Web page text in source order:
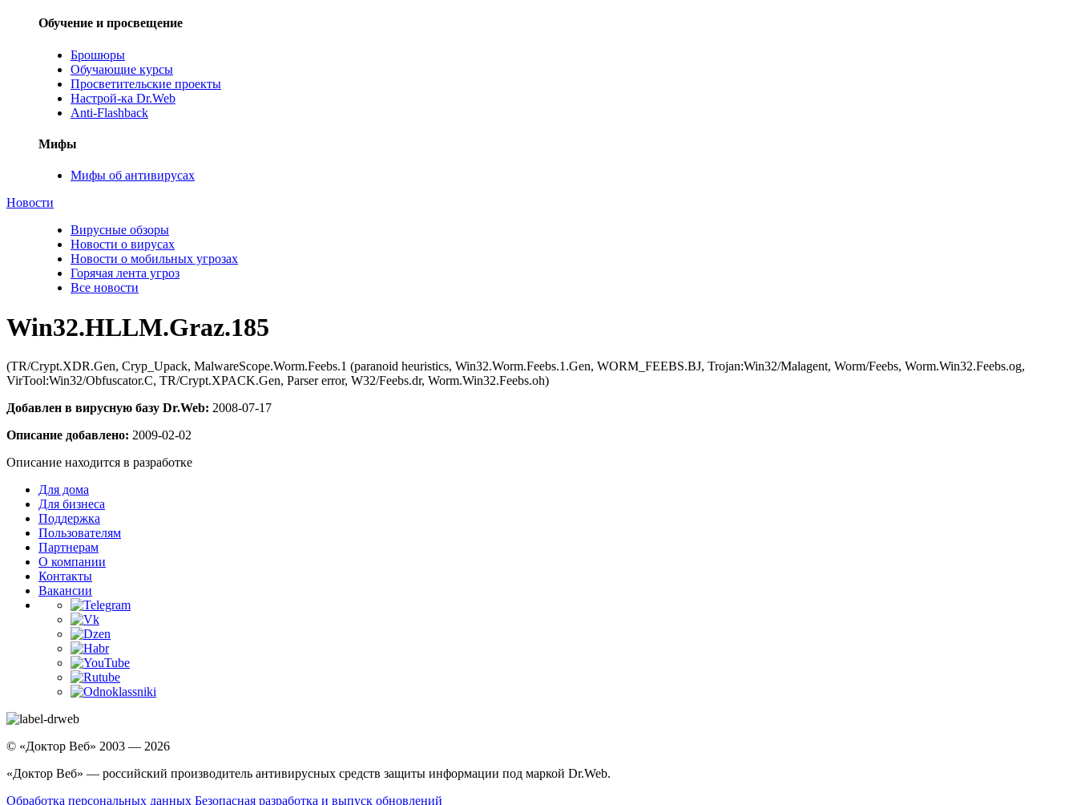
Обучение и просвещение
Брошюры
Обучающие курсы
Просветительские проекты
Настрой-ка Dr.Web
Anti-Flashback
Мифы
Мифы об антивирусах
Новости
Вирусные обзоры
Новости о вирусах
Новости о мобильных угрозах
Горячая лента угроз
Все новости
Win32.HLLM.Graz.185
(TR/Crypt.XDR.Gen, Cryp_Upack, MalwareScope.Worm.Feebs.1 (paranoid heuristics, Win32.Worm.Feebs.1.Gen, WORM_FEEBS.BJ, Trojan:Win32/Malagent, Worm/Feebs, Worm.Win32.Feebs.og,
VirTool:Win32/Obfuscator.C, TR/Crypt.XPACK.Gen, Parser error, W32/Feebs.dr, Worm.Win32.Feebs.oh)
Добавлен в вирусную базу Dr.Web: 2008-07-17
Описание добавлено: 2009-02-02
Описание находится в разработке
Для дома
Для бизнеса
Поддержка
Пользователям
Партнерам
О компании
Контакты
Вакансии
© «Доктор Веб» 2003 — 2026
«Доктор Веб» — российский производитель антивирусных средств защиты информации под маркой Dr.Web.
Обработка персональных данных Безопасная разработка и выпуск обновлений